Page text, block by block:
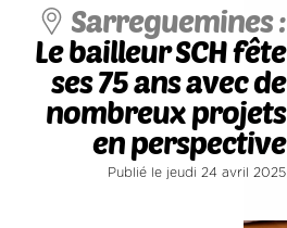
Sarreguemines :
Le bailleur SCH fête
ses 75 ans avec de
nombreux projets
en perspective
Publié le jeudi 24 avril 2025